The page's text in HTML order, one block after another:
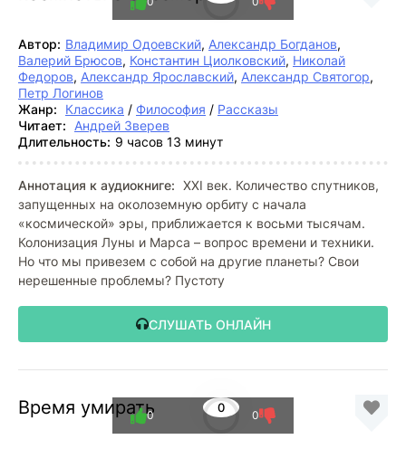
Автор: Владимир Одоевский, Александр Богданов,
Валерий Брюсов, Константин Циолковский, Николай
Федоров, Александр Ярославский, Александр Святогор,
Петр Логинов
Жанр:
Классика / Философия / Рассказы
Читает:
Андрей Зверев
Длительность: 9 часов 13 минут
Аннотация к аудиокниге: XXI век. Количество спутников,
запущенных на околоземную орбиту с начала
«космической» эры, приближается к восьми тысячам.
Колонизация Луны и Марса – вопрос времени и техники.
Но что мы привезем с собой на другие планеты? Свои
нерешенные проблемы? Пустоту
СЛУШАТЬ ОНЛАЙН
Время умирать 0
0 0